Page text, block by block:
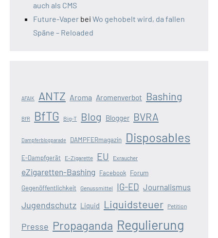
auch als CMS
Future-Vaper bei Wo gehobelt wird, da fallen
Späne – Reloaded
AFAIK ANTZ Aroma Aromenverbot Bashing
BfR BfTG Big-T Blog Blogger BVRA
Dampferblogparade DAMPFERmagazin Disposables
E-Dampfgerät E-Zigarette EU Exraucher
eZigaretten-Bashing Facebook Forum
Gegenöffentlichkeit Genussmittel IG-ED Journalismus
Jugendschutz Liquid Liquidsteuer Petition
Presse Propaganda Regulierung